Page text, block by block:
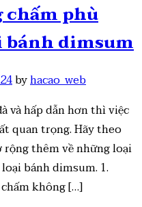
phù
dimsum
byhacao_web
và hấp dẫn hơn thì việc
quan trọng. Hãy theo
rộng thêm về những loại
bánh dimsum. 1.
không […]